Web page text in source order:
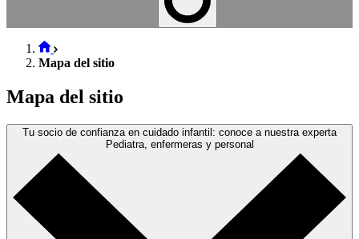
Mapa del sitio
Mapa del sitio
Tu socio de confianza en cuidado infantil: conoce a nuestra experta
Pediatra, enfermeras y personal